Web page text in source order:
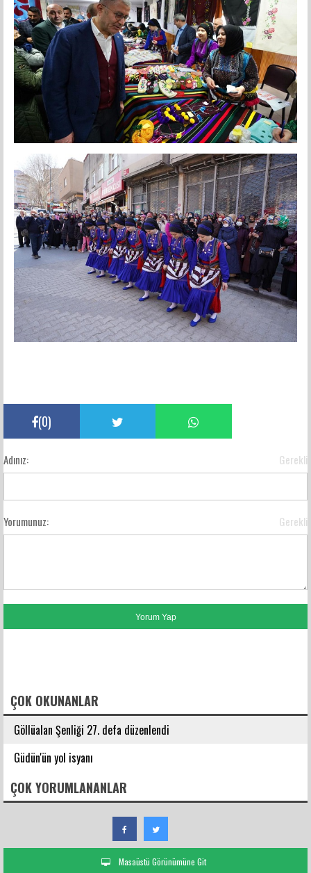
(0)
Adınız: Gerekli
Yorumunuz: Gerekli
ÇOK OKUNANLAR
Göllüalan Şenliği 27. defa düzenlendi
Güdün'ün yol isyanı
ÇOK YORUMLANANLAR
Masaüstü Görünümüne Git